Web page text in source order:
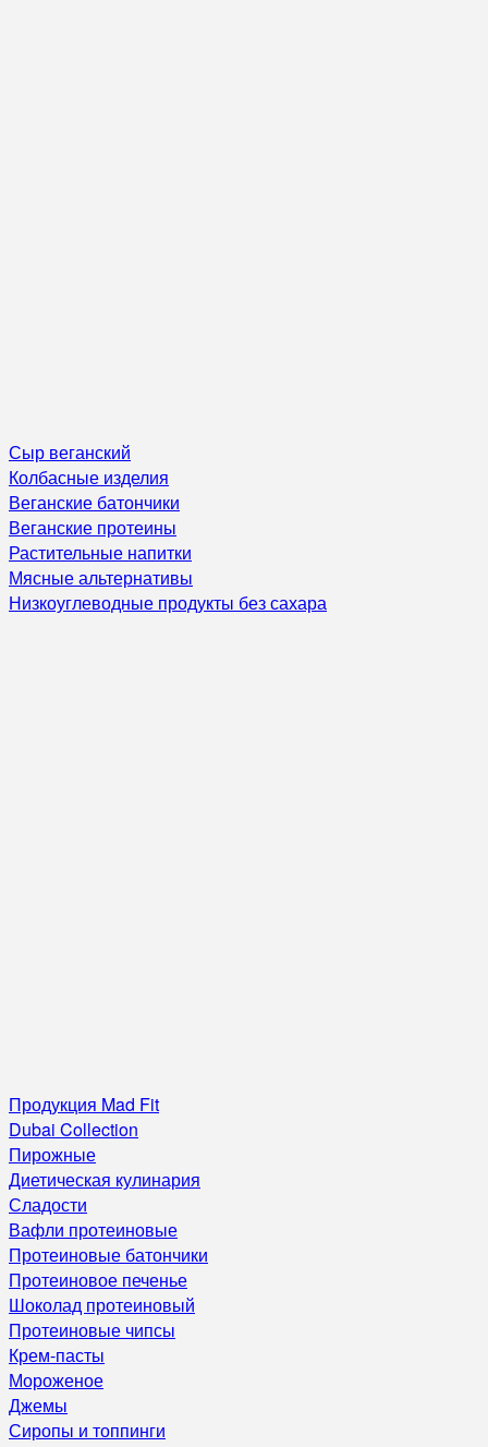
Сыр веганский
Колбасные изделия
Веганские батончики
Веганские протеины
Растительные напитки
Мясные альтернативы
Низкоуглеводные продукты без сахара
Продукция Mad Fit
Dubai Collection
Пирожные
Диетическая кулинария
Сладости
Вафли протеиновые
Протеиновые батончики
Протеиновое печенье
Шоколад протеиновый
Протеиновые чипсы
Крем-пасты
Мороженое
Джемы
Сиропы и топпинги